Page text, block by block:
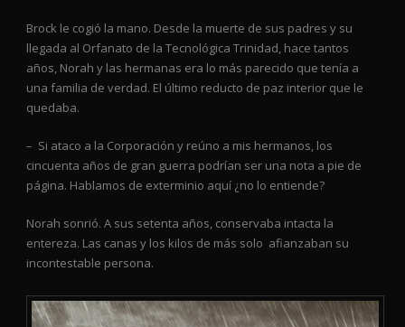
Brock le cogió la mano. Desde la muerte de sus padres y su
llegada al Orfanato de la Tecnológica Trinidad, hace tantos
años, Norah y las hermanas era lo más parecido que tenía a
una familia de verdad. El último reducto de paz interior que le
quedaba.
– Si ataco a la Corporación y reúno a mis hermanos, los
cincuenta años de gran guerra podrían ser una nota a pie de
página. Hablamos de exterminio aquí ¿no lo entiende?
Norah sonrió. A sus setenta años, conservaba intacta la
entereza. Las canas y los kilos de más solo afianzaban su
incontestable persona.